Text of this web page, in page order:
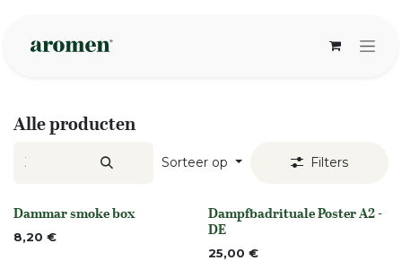
Alle producten
Sorteer op Filters
None
Dammar smoke box
8,20 € None
Dampfbadrituale Poster A2 -
DE
25,00 €